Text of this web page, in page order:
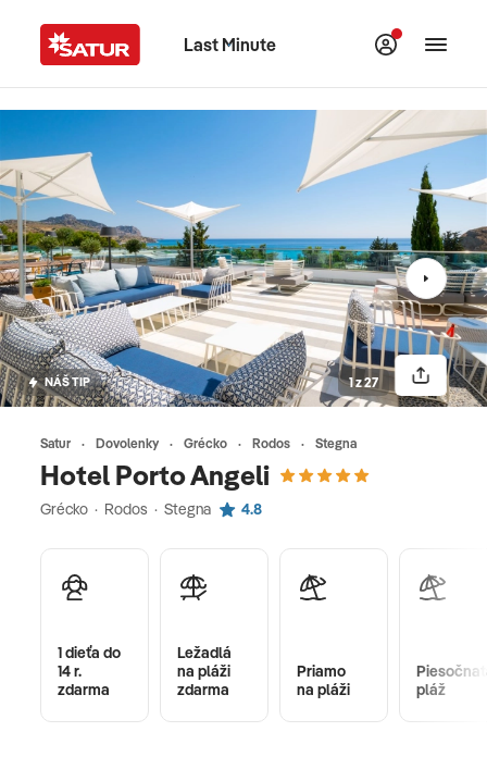
Last Minute
Satur Dovolenky Grécko Rodos Stegna
Hotel Porto Angeli
Grécko · Rodos · Stegna 4.8
NÁŠ TIP 1 z 27
1 dieťa do
14 r.
zdarma
Ležadlá
na pláži
zdarma
Priamo
na pláži
pláž